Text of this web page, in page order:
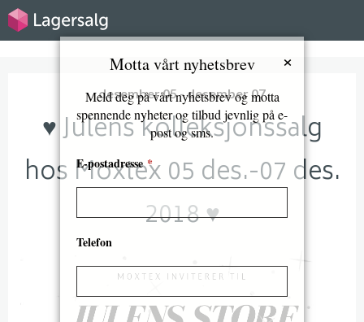
desember 05 - desember 07
♥ Julens kolleksjonssalg
hos Moxtex 05 des.-07 des.
2018 ♥
×
Motta vårt nyhetsbrev
Meld deg på vårt nyhetsbrev og motta
spennende nyheter og tilbud jevnlig på e-
post og sms.
E-postadresse*
Telefon